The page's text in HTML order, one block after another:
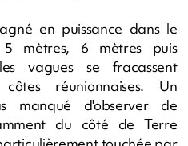
en puissance dans le
mètres, 6 mètres puis
vagues se fracassent
réunionnaises. Un
manqué d'observer de
du côté de Terre